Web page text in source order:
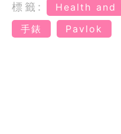
標籤: Health and
手錶
Pavlok